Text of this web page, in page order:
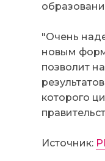
"Очень
новым
позволит
которого
Источник: